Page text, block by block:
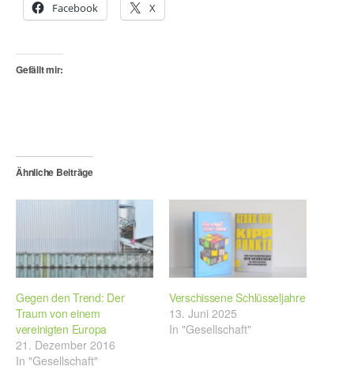
Facebook X
Gefällt mir:
Ähnliche Beiträge
Gegen den Trend: Der
Traum von einem
vereinigten Europa
21. Dezember 2016
In "Gesellschaft"
Verschissene Schlüsseljahre
13. Juni 2025
In "Gesellschaft"